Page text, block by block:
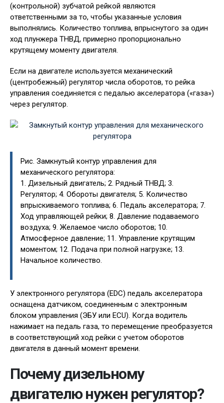
(контрольной) зубчатой рейкой являются
ответственными за то, чтобы указанные условия
выполнялись. Количество топлива, впрыснутого за один
ход плунжера ТНВД, примерно пропорционально
крутящему моменту двигателя.
Если на двигателе используется механический
(центробежный) регулятор числа оборотов, то рейка
управления соединяется с педалью акселератора («газа»)
через регулятор.
Рис. Замкнутый контур управления для
механического регулятора:
1. Дизельный двигатель; 2. Рядный ТНВД; 3.
Регулятор; 4. Обороты двигателя; 5. Количество
впрыскиваемого топлива; 6. Педаль акселератора; 7.
Ход управляющей рейки; 8. Давление подаваемого
воздуха; 9. Желаемое число оборотов; 10.
Атмосферное давление; 11. Управление крутящим
моментом; 12. Подача при полной нагрузке; 13.
Начальное количество.
У электронного регулятора (EDC) педаль акселератора
оснащена датчиком, соединенным с электронным
блоком управления (ЭБУ или ECU). Когда водитель
нажимает на педаль газа, то перемещение преобразуется
в соответствующий ход рейки с учетом оборотов
двигателя в данный момент времени.
Почему дизельному
двигателю нужен регулятор?